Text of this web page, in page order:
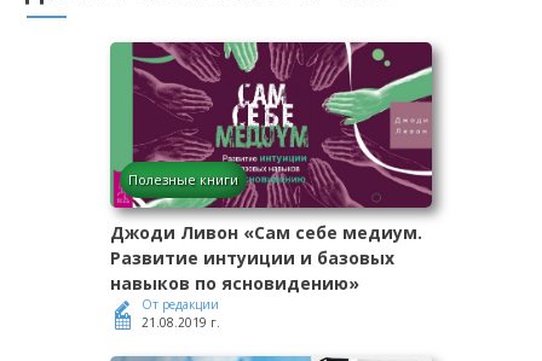
Полезные книги
Джоди Ливон «Сам себе медиум.
Развитие интуиции и базовых
навыков по ясновидению»
От редакции
21.08.2019 г.